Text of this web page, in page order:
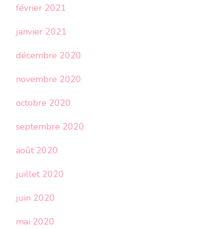
février 2021
janvier 2021
décembre 2020
novembre 2020
octobre 2020
septembre 2020
août 2020
juillet 2020
juin 2020
mai 2020